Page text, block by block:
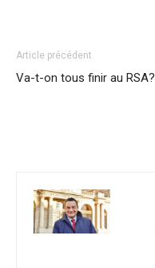
Article précédent
Va-t-on tous finir au RSA?